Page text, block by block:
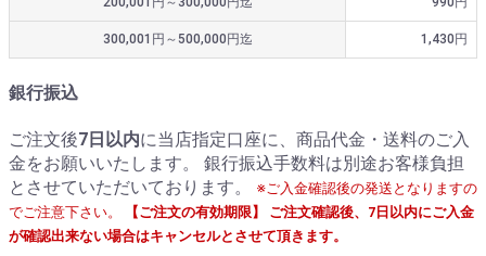
300,001円～500,000円迄 1,430円
銀行振込
ご注文後7日以内に当店指定口座に、商品代金・送料のご入
金をお願いいたします。 銀行振込手数料は別途お客様負担
とさせていただいております。
※ご入金確認後の発送となりますの
でご注意下さい。
【ご注文の有効期限】 ご注文確認後、7日以内にご入金
が確認出来ない場合はキャンセルとさせて頂きます。